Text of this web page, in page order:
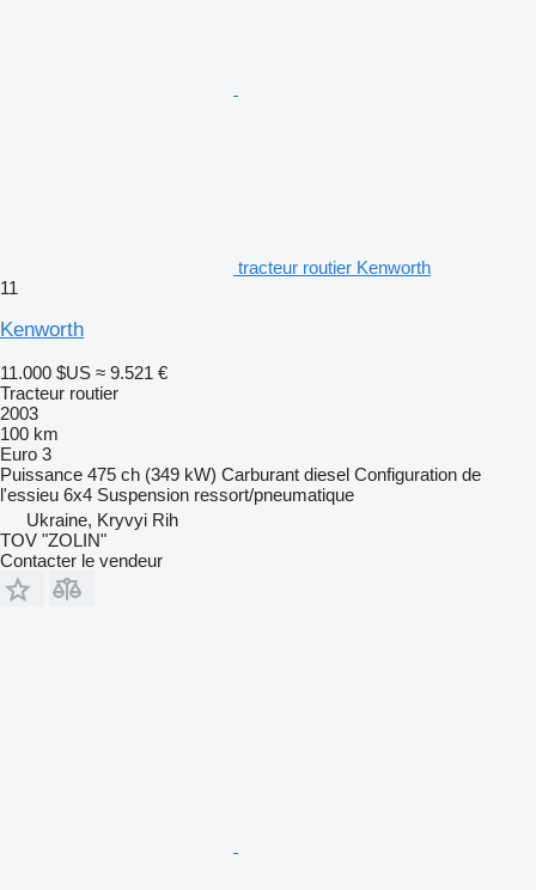
tracteur routier Kenworth
11
Kenworth
11.000 $US ≈ 9.521 €
Tracteur routier
2003
100 km
Euro 3
Puissance 475 ch (349 kW) Carburant diesel Configuration de
l'essieu 6x4 Suspension ressort/pneumatique
Ukraine, Kryvyi Rih
TOV "ZOLIN"
Contacter le vendeur